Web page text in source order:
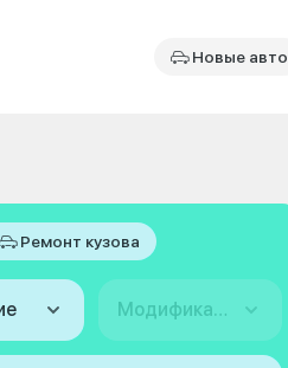
Новые авто
Ремонт кузова
Модификация